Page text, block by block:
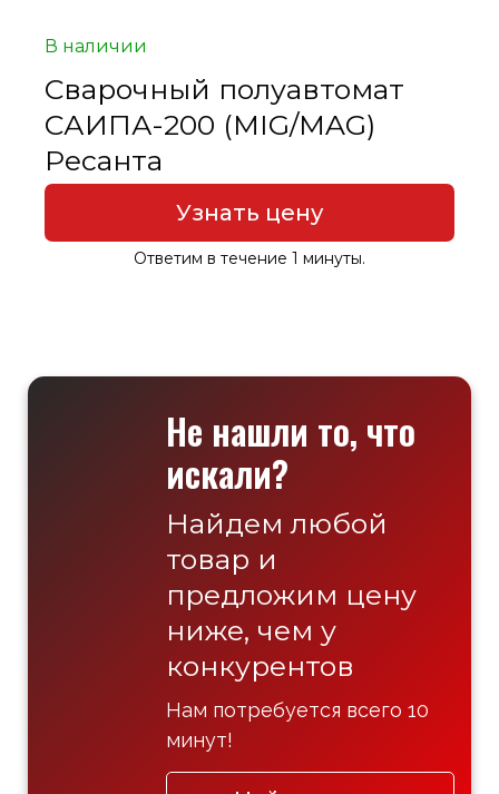
В наличии
Сварочный полуавтомат
САИПА-200 (MIG/MAG)
Ресанта
Узнать цену
Ответим в течение 1 минуты.
Не нашли то, что
искали?
Найдем любой
товар и
предложим цену
ниже, чем у
конкурентов
Нам потребуется всего 10
минут!